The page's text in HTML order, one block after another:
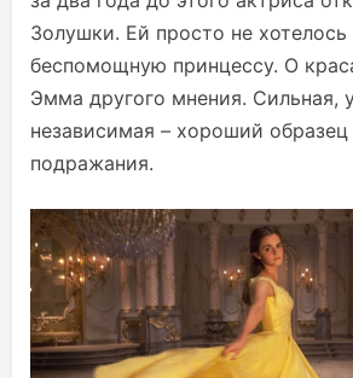
Золушки. Ей просто не хотелось
беспомощную принцессу. О
Эмма другого мнения. Сильная,
независимая – хороший образец
подражания.